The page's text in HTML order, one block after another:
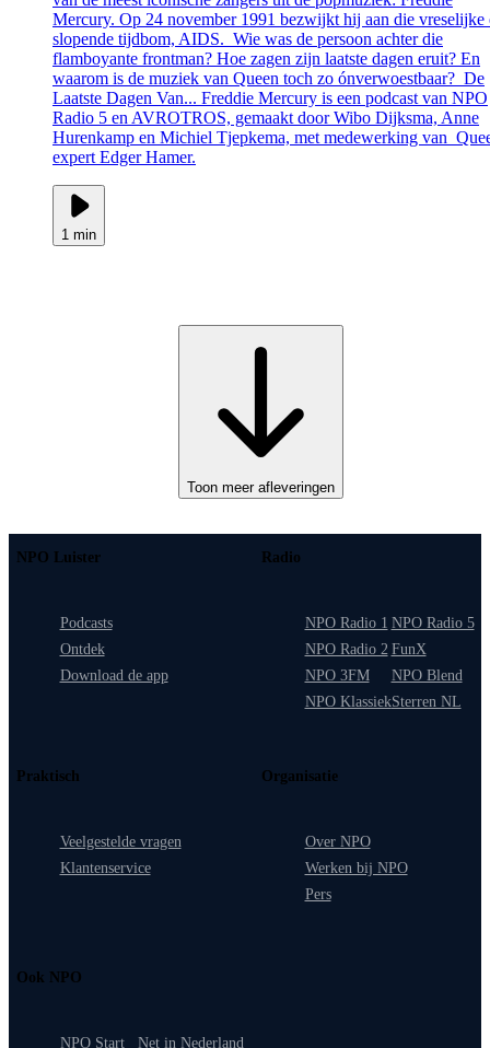
Mercury. Op 24 november 1991 bezwijkt hij aan die vreselijke
slopende tijdbom, AIDS. Wie was de persoon achter die
flamboyante frontman? Hoe zagen zijn laatste dagen eruit? En
waarom is de muziek van Queen toch zo ónverwoestbaar? De
Laatste Dagen Van... Freddie Mercury is een podcast van NPO
Radio 5 en AVROTROS, gemaakt door Wibo Dijksma, Anne
Hurenkamp en Michiel Tjepkema, met medewerking van
expert Edger Hamer.
1 min
Toon meer afleveringen
NPO Luister
Podcasts
Ontdek
Download de app
Radio
NPO Radio 1
NPO Radio 2
NPO 3FM
NPO Klassiek
NPO Radio 5
FunX
NPO Blend
Sterren NL
Praktisch
Veelgestelde vragen
Klantenservice
Organisatie
Over NPO
Werken bij NPO
Pers
Ook NPO
NPO Start
Net in Nederland